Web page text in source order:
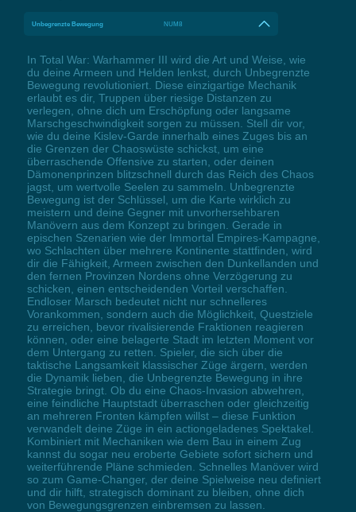
Unbegrenzte Bewegung NUM8
In Total War: Warhammer III wird die Art und Weise, wie
du deine Armeen und Helden lenkst, durch Unbegrenzte
Bewegung revolutioniert. Diese einzigartige Mechanik
erlaubt es dir, Truppen über riesige Distanzen zu
verlegen, ohne dich um Erschöpfung oder langsame
Marschgeschwindigkeit sorgen zu müssen. Stell dir vor,
wie du deine Kislev-Garde innerhalb eines Zuges bis an
die Grenzen der Chaoswüste schickst, um eine
überraschende Offensive zu starten, oder deinen
Dämonenprinzen blitzschnell durch das Reich des Chaos
jagst, um wertvolle Seelen zu sammeln. Unbegrenzte
Bewegung ist der Schlüssel, um die Karte wirklich zu
meistern und deine Gegner mit unvorhersehbaren
Manövern aus dem Konzept zu bringen. Gerade in
epischen Szenarien wie der Immortal Empires-Kampagne,
wo Schlachten über mehrere Kontinente stattfinden, wird
dir die Fähigkeit, Armeen zwischen den Dunkellanden und
den fernen Provinzen Nordens ohne Verzögerung zu
schicken, einen entscheidenden Vorteil verschaffen.
Endloser Marsch bedeutet nicht nur schnelleres
Vorankommen, sondern auch die Möglichkeit, Questziele
zu erreichen, bevor rivalisierende Fraktionen reagieren
können, oder eine belagerte Stadt im letzten Moment vor
dem Untergang zu retten. Spieler, die sich über die
taktische Langsamkeit klassischer Züge ärgern, werden
die Dynamik lieben, die Unbegrenzte Bewegung in ihre
Strategie bringt. Ob du eine Chaos-Invasion abwehren,
eine feindliche Hauptstadt überraschen oder gleichzeitig
an mehreren Fronten kämpfen willst – diese Funktion
verwandelt deine Züge in ein actiongeladenes Spektakel.
Kombiniert mit Mechaniken wie dem Bau in einem Zug
kannst du sogar neu eroberte Gebiete sofort sichern und
weiterführende Pläne schmieden. Schnelles Manöver wird
so zum Game-Changer, der deine Spielweise neu definiert
und dir hilft, strategisch dominant zu bleiben, ohne dich
von Bewegungsgrenzen einbremsen zu lassen.